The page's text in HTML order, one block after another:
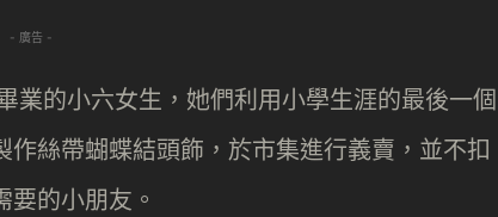
- 廣告 -
業的小六女生，她們利用小學生涯的最後一個
絲帶蝴蝶結頭飾，於市集進行義賣，並不扣
的小朋友。